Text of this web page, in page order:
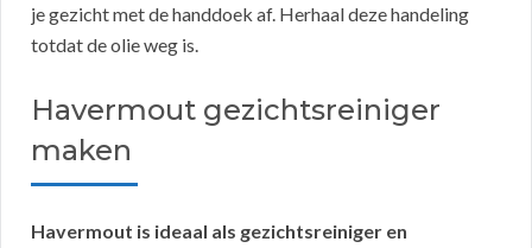
je gezicht met de handdoek af. Herhaal deze handeling
totdat de olie weg is.
Havermout gezichtsreiniger
maken
Havermout is ideaal als gezichtsreiniger en